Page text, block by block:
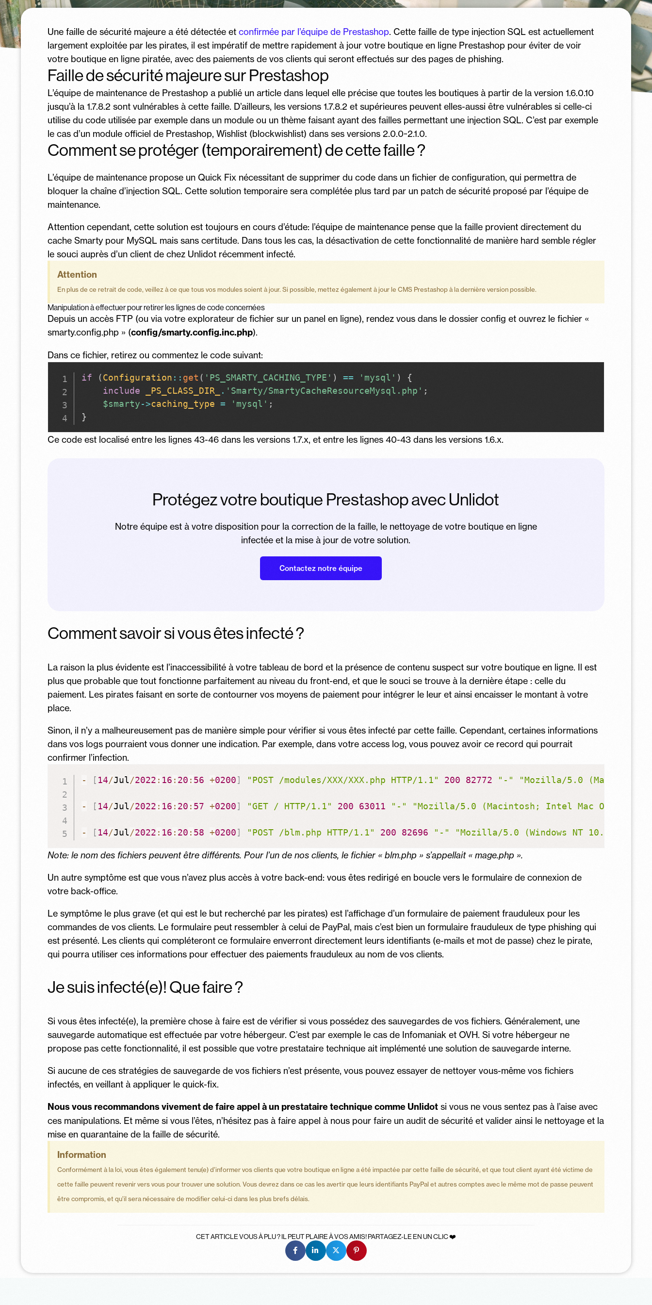
Une faille de sécurité majeure a été détectée etconfirmée par l’équipe de Prestashop. Cette faille de type injection SQL est actuellement
largement exploitée par les pirates, il est impératif de mettre rapidement à jour votre boutique en ligne Prestashop pour éviter de voir
votre boutique en ligne piratée, avec des paiements de vos clients qui seront effectués sur des pages de phishing.
Faille de sécurité majeure sur Prestashop
L’équipe de maintenance de Prestashop a publié un article dans lequel elle précise que toutes les boutiques à partir de la version 1.6.0.10
jusqu’à la 1.7.8.2 sont vulnérables à cette faille. D’ailleurs, les versions 1.7.8.2 et supérieures peuvent elles-aussi être vulnérables si celle-ci
utilise du code utilisée par exemple dans un module ou un thème faisant ayant des failles permettant une injection SQL. C’est par exemple
le cas d’un module officiel de Prestashop, Wishlist (blockwishlist) dans ses versions 2.0.0~2.1.0.
Comment se protéger (temporairement) de cette faille ?
L’équipe de maintenance propose un Quick Fix nécessitant de supprimer du code dans un fichier de configuration, qui permettra de
bloquer la chaîne d’injection SQL. Cette solution temporaire sera complétée plus tard par un patch de sécurité proposé par l’équipe de
maintenance.
Attention cependant, cette solution est toujours en cours d’étude: l’équipe de maintenance pense que la faille provient directement du
cache Smarty pour MySQL mais sans certitude. Dans tous les cas, la désactivation de cette fonctionnalité de manière hard semble régler
le souci auprès d’un client de chez Unlidot récemment infecté.
Attention
En plus de ce retrait de code, veillez à ce que tous vos modules soient à jour. Si possible, mettez également à jour le CMS Prestashop à la dernière version possible.
Manipulation à effectuer pour retirer les lignes de code concernées
Depuis un accès FTP (ou via votre explorateur de fichier sur un panel en ligne), rendez vous dans le dossier config et ouvrez le fichier «
smarty.config.php » (config/smarty.config.inc.php).
Dans ce fichier, retirez ou commentez le code suivant:
if (Configuration :: get ( 'PS_SMARTY_CACHING_TYPE' ) == 'mysql' )
{
include
_PS_CLASS_DIR_ . 'Smarty/SmartyCacheResourceMysql.php' ;
$smarty->caching_type = 'mysql' ;
}
Ce code est localisé entre les lignes 43-46 dans les versions 1.7.x, et entre les lignes 40-43 dans les versions 1.6.x.
Protégez votre boutique Prestashop avec Unlidot
Notre équipe est à votre disposition pour la correction de la faille, le nettoyage de votre boutique en ligne
infectée et la mise à jour de votre solution.
Contactez notre équipe
Comment savoir si vous êtes infecté ?
La raison la plus évidente est l’inaccessibilité à votre tableau de bord et la présence de contenu suspect sur votre boutique en ligne. Il est
plus que probable que tout fonctionne parfaitement au niveau du front-end, et que le souci se trouve à la dernière étape : celle du
paiement. Les pirates faisant en sorte de contourner vos moyens de paiement pour intégrer le leur et ainsi encaisser le montant à votre
place.
Sinon, il n’y a malheureusement pas de manière simple pour vérifier si vous êtes infecté par cette faille. Cependant, certaines informations
dans vos logs pourraient vous donner une indication. Par exemple, dans votre access log, vous pouvez avoir ce record qui pourrait
confirmer l’infection.
- [ 14/Jul/2022 : 16 : 20 : 56 +0200] "POST /modules/XXX/XXX.php HTTP/1.1" 200 82772 "-" "Mozilla/5.0 (Macintosh;
- [ 14/Jul/2022 : 16 : 20 : 57 +0200] "GET / HTTP/1.1" 200 63011 "-" "Mozilla/5.0 (Macintosh; Intel Mac OS X
- [ 14/Jul/2022 : 16 : 20 : 58 +0200] "POST /blm.php HTTP/1.1" 200 82696 "-" "Mozilla/5.0 (Windows NT 10.0;
Note: le nom des fichiers peuvent être différents. Pour l’un de nos clients, le fichier « blm.php » s’appellait « mage.php ».
Un autre symptôme est que vous n’avez plus accès à votre back-end: vous êtes redirigé en boucle vers le formulaire de connexion de
votre back-office.
Le symptôme le plus grave (et qui est le but recherché par les pirates) est l’affichage d’un formulaire de paiement frauduleux pour les
commandes de vos clients. Le formulaire peut ressembler à celui de PayPal, mais c’est bien un formulaire frauduleux de type phishing qui
est présenté. Les clients qui compléteront ce formulaire enverront directement leurs identifiants (e-mails et mot de passe) chez le pirate,
qui pourra utiliser ces informations pour effectuer des paiements frauduleux au nom de vos clients.
Je suis infecté(e)! Que faire ?
Si vous êtes infecté(e), la première chose à faire est de vérifier si vous possédez des sauvegardes de vos fichiers. Généralement, une
sauvegarde automatique est effectuée par votre hébergeur. C’est par exemple le cas de Infomaniak et OVH. Si votre hébergeur ne
propose pas cette fonctionnalité, il est possible que votre prestataire technique ait implémenté une solution de sauvegarde interne.
Si aucune de ces stratégies de sauvegarde de vos fichiers n’est présente, vous pouvez essayer de nettoyer vous-même vos fichiers
infectés, en veillant à appliquer le quick-fix.
Nous vous recommandons vivement de faire appel à un prestataire technique comme Unlidot si vous ne vous sentez pas à l’aise avec
ces manipulations. Et même si vous l’êtes, n’hésitez pas à faire appel à nous pour faire un audit de sécurité et valider ainsi le nettoyage et la
mise en quarantaine de la faille de sécurité.
Information
Conformément à la loi, vous êtes également tenu(e) d’informer vos clients que votre boutique en ligne a été impactée par cette faille de sécurité, et que tout client ayant été victime de
cette faille peuvent revenir vers vous pour trouver une solution. Vous devrez dans ce cas les avertir que leurs identifiants PayPal et autres comptes avec le même mot de passe peuvent
être compromis, et qu’il sera nécessaire de modifier celui-ci dans les plus brefs délais.
CET ARTICLE VOUS À PLU ? IL PEUT PLAIRE À VOS AMIS! PARTAGEZ-LE EN UN CLIC ❤️